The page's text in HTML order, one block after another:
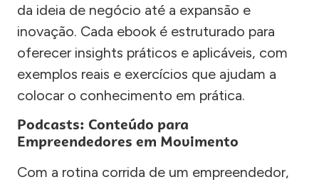
da ideia de negócio até a expansão e
inovação. Cada ebook é estruturado para
oferecer insights práticos e aplicáveis, com
exemplos reais e exercícios que ajudam a
colocar o conhecimento em prática.
Podcasts: Conteúdo para
Empreendedores em Movimento
Com a rotina corrida de um empreendedor,